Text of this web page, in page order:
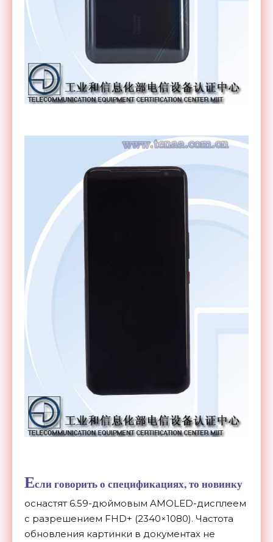
Если говорить о спецификациях, то новинку
оснастят 6.59-дюймовым AMOLED-дисплеем
с разрешением FHD+ (2340×1080). Частота
обновления картинки в документах не